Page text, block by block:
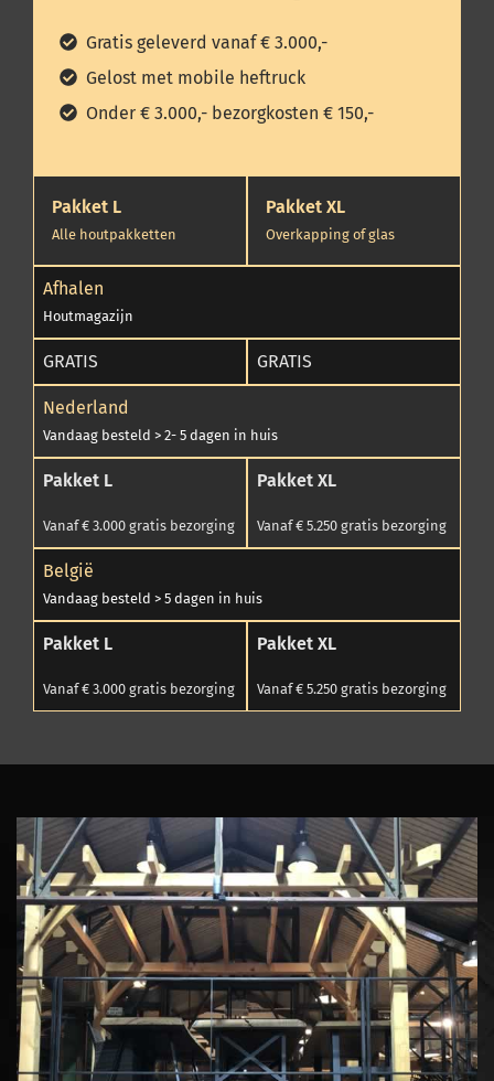
Gratis geleverd vanaf € 3.000,-
Gelost met mobile heftruck
Onder € 3.000,- bezorgkosten € 150,-
Pakket L
Alle houtpakketten
Pakket XL
Overkapping of glas
Afhalen
Houtmagazijn
GRATIS GRATIS
Nederland
Vandaag besteld > 2- 5 dagen in huis
Pakket L
Vanaf € 3.000 gratis bezorging
Pakket XL
Vanaf € 5.250 gratis bezorging
België
Vandaag besteld > 5 dagen in huis
Pakket L
Vanaf € 3.000 gratis bezorging
Pakket XL
Vanaf € 5.250 gratis bezorging